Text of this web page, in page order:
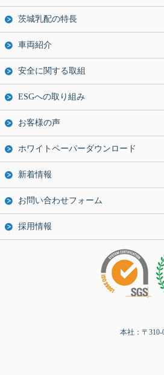
茨城乳配の特長
車両紹介
安全に関する取組
ESGへの取り組み
お客様の声
ホワイトペーパーダウンロード
新着情報
お問い合わせフォーム
採用情報
本社：〒310-